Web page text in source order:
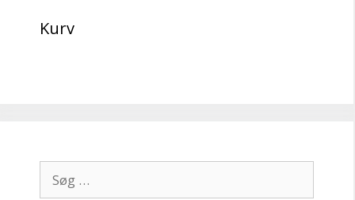
Kurv
efter: